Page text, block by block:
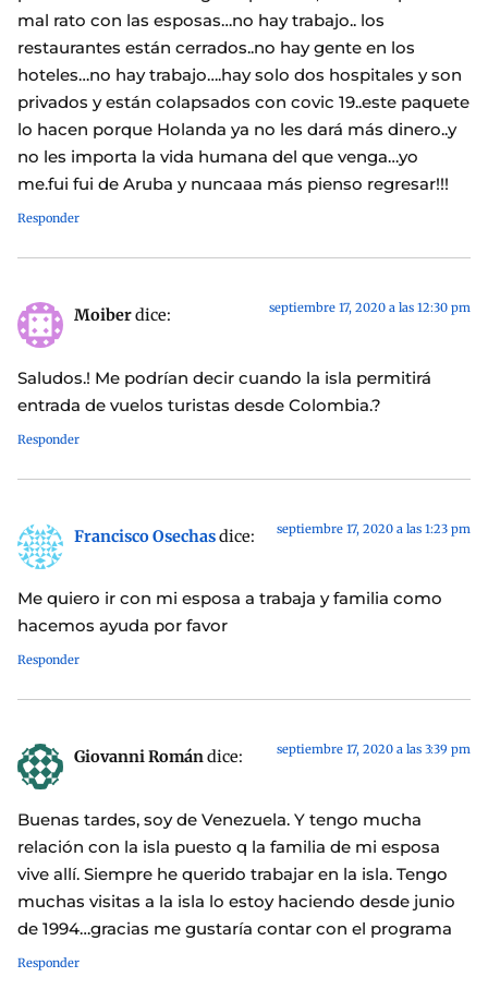
mal rato con las esposas…no hay trabajo.. los
restaurantes están cerrados..no hay gente en los
hoteles…no hay trabajo….hay solo dos hospitales y son
privados y están colapsados con covic 19..este paquete
lo hacen porque Holanda ya no les dará más dinero..y
no les importa la vida humana del que venga…yo
me.fui fui de Aruba y nuncaaa más pienso regresar!!!
Responder
Moiberdice: septiembre 17, 2020 a las 12:30 pm
Saludos.! Me podrían decir cuando la isla permitirá
entrada de vuelos turistas desde Colombia.?
Responder
Francisco Osechasdice: septiembre 17, 2020 a las 1:23 pm
Me quiero ir con mi esposa a trabaja y familia como
hacemos ayuda por favor
Responder
Giovanni Romándice: septiembre 17, 2020 a las 3:39 pm
Buenas tardes, soy de Venezuela. Y tengo mucha
relación con la isla puesto q la familia de mi esposa
vive allí. Siempre he querido trabajar en la isla. Tengo
muchas visitas a la isla lo estoy haciendo desde junio
de 1994…gracias me gustaría contar con el programa
Responder